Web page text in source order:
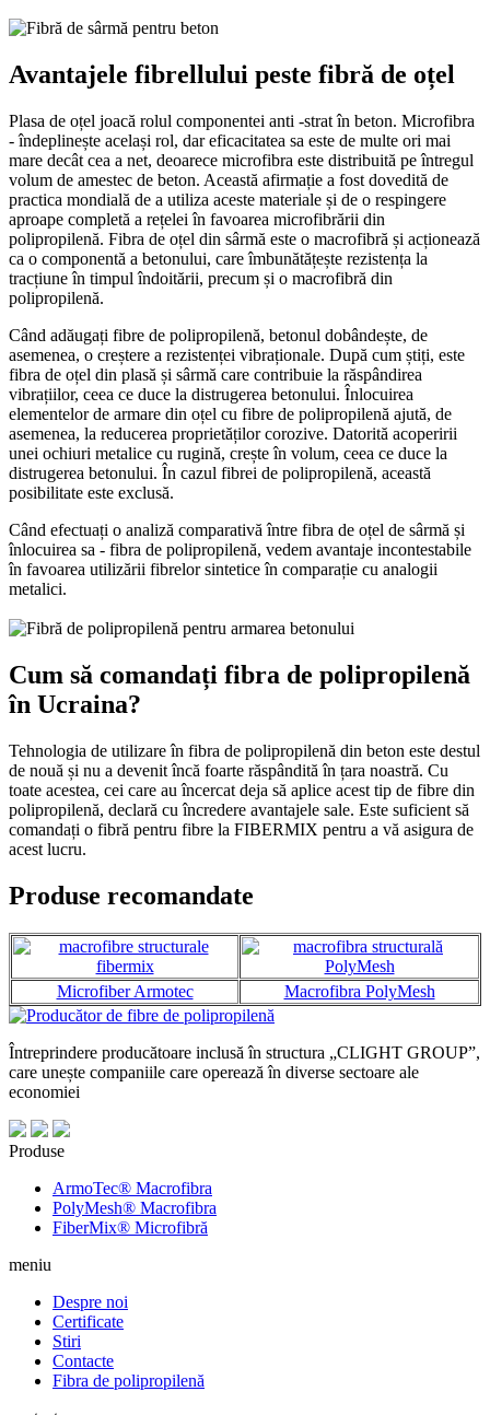
Avantajele fibrellului peste fibră de oțel
Plasa de oțel joacă rolul componentei anti -strat în beton. Microfibra
- îndeplinește același rol, dar eficacitatea sa este de multe ori mai
mare decât cea a net, deoarece microfibra este distribuită pe întregul
volum de amestec de beton. Această afirmație a fost dovedită de
practica mondială de a utiliza aceste materiale și de o respingere
aproape completă a rețelei în favoarea microfibrării din
polipropilenă. Fibra de oțel din sârmă este o macrofibră și acționează
ca o componentă a betonului, care îmbunătățește rezistența la
tracțiune în timpul îndoitării, precum și o macrofibră din
polipropilenă.
Când adăugați fibre de polipropilenă, betonul dobândește, de
asemenea, o creștere a rezistenței vibraționale. După cum știți, este
fibra de oțel din plasă și sârmă care contribuie la răspândirea
vibrațiilor, ceea ce duce la distrugerea betonului. Înlocuirea
elementelor de armare din oțel cu fibre de polipropilenă ajută, de
asemenea, la reducerea proprietăților corozive. Datorită acoperirii
unei ochiuri metalice cu rugină, crește în volum, ceea ce duce la
distrugerea betonului. În cazul fibrei de polipropilenă, această
posibilitate este exclusă.
Când efectuați o analiză comparativă între fibra de oțel de sârmă și
înlocuirea sa - fibra de polipropilenă, vedem avantaje incontestabile
în favoarea utilizării fibrelor sintetice în comparație cu analogii
metalici.
Cum să comandați fibra de polipropilenă
în Ucraina?
Tehnologia de utilizare în fibra de polipropilenă din beton este destul
de nouă și nu a devenit încă foarte răspândită în țara noastră. Cu
toate acestea, cei care au încercat deja să aplice acest tip de fibre din
polipropilenă, declară cu încredere avantajele sale. Este suficient să
comandați o fibră pentru fibre la FIBERMIX pentru a vă asigura de
acest lucru.
Produse recomandate
Microfiber Armotec Macrofibra PolyMesh
Întreprindere producătoare inclusă în structura „CLIGHT GROUP”,
care unește companiile care operează în diverse sectoare ale
economiei
Produse
ArmoTec® Macrofibra
PolyMesh® Macrofibra
FiberMix® Microfibră
meniu
Despre noi
Certificate
Stiri
Contacte
Fibra de polipropilenă